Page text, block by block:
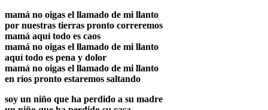
mamá no oigas el llamado de mi llanto
por nuestras tierras pronto correremos
mamá aquí todo es caos
mamá no oigas el llamado de mi llanto
aquí todo es pena y dolor
mamá no oigas el llamado de mi llanto
en ríos pronto estaremos saltando
soy un niño que ha perdido a su madre